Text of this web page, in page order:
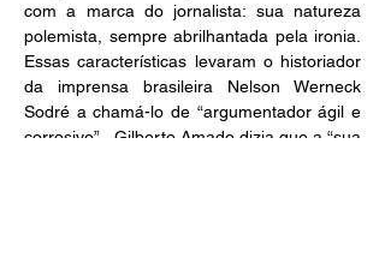
com a marca do jornalista: sua natureza
polemista, sempre abrilhantada pela ironia.
Essas características levaram o historiador
da imprensa brasileira Nelson Werneck
Sodré a chamá-lo de “argumentador ágil e
corrosivo”.  Gilberto Amado dizia que a “sua